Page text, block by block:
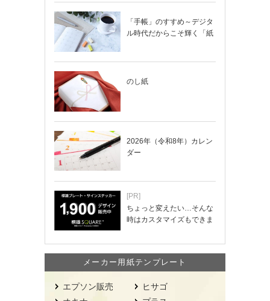
「手帳」のすすめ～デジタ
ル時代だからこそ輝く「紙
のし紙
2026年（令和8年）カレン
ダー
[PR]
ちょっと変えたい…そんな
時はカスタマイズもできま
メーカー用紙テンプレート
エプソン販売
ヒサゴ